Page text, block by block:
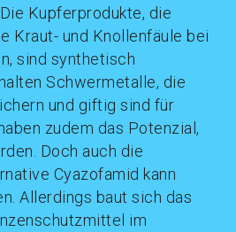
Kupferprodukte, die
Kraut- und Knollenfäule bei
sind synthetisch
Schwermetalle, die
und giftig sind für
zudem das Potenzial,
Doch auch die
Cyazofamid kann
Allerdings baut sich das
im